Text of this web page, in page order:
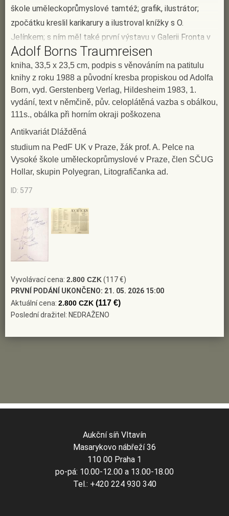
škole uměleckoprůmyslové tamtéž; grafik, ilustrátor;
zpočátku kreslil karikarury a ilustroval knížky s O.
Jelínkem; s ním měl také první výstavu v Galerii Fronta v
Praze (1959); 1964 se zúčastnil výstavy světové
karikatury v Montrealu, kde pak v r. 1977 získává Grand
Prix; 1972 se stává členem týmu Macourek - Born -
Doubrava, který prosul animovanými filmy, známými v
mnoha zemích; 1973 vychází v Itálii album jeho kreseb a
(1970), Karikatury (1975), Album 12 grafických listů
(1992), autobiografickou knížku Mým národům (1990);
obdržel 30 vyznamenání a cen za ilustrace, mezi nimi
pero Opava (1983), Zlaté jablko BIB Bratislava (1979) a
jiné, 22 ocenění za karikaturu, grafiku a kresby a 23
ocenění za animovaný film na domácích i zahraničních
festivalech, mimo jiné ve Zlíně Cenu J. Trnky za seriál
Mach a Šebestová (1979); pro televizi NOVA vytvořil
knih, výtvarně spolupracoval na 64 filmech, vytvořil 5
scénických návrhů pro divadla; uskutečnil 144
samostatných výstav u nás i v zahraničí a účastnil se 81
(Slovník českých a slovenských výtvarných umělců 1950 -
Adolf Borns Traumreisen
kniha, 33,5 x 23,5 cm, podpis s věnováním na patitulu
knihy z roku 1988 a původní kresba propiskou od Adolfa
Born, vyd. Gerstenberg Verlag, Hildesheim 1983, 1.
vydání, text v němčině, pův. celoplátěná vazba s obálkou,
111s., obálka při horním okraji poškozena
Antikvariát Dlážděná
studium na PedF UK v Praze, žák prof. A. Pelce na
Vysoké škole uměleckoprůmyslové v Praze, člen SČUG
Hollar, skupin Polyegran, Litografičanka ad.
ID: 577
Vyvolávací cena: 2.800 CZK(117 €)
PRVNÍ PODÁNÍ UKONČENO: 21. 05. 2026 15:00
Aktuální cena: 2.800 CZK (117 €)
Poslední dražitel: NEDRAŽENO
Aukční síň Vltavín
Masarykovo nábřeží 36
110 00 Praha 1
po-pá: 10.00-12.00 a 13.00-18.00
Tel.: +420 224 930 340